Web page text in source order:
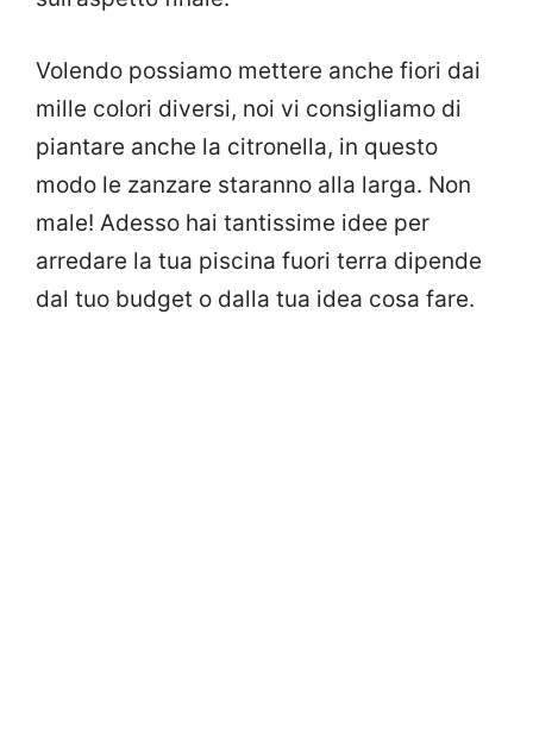
Volendo possiamo mettere anche fiori dai
mille colori diversi, noi vi consigliamo di
piantare anche la citronella, in questo
modo le zanzare staranno alla larga. Non
male! Adesso hai tantissime idee per
arredare la tua piscina fuori terra dipende
dal tuo budget o dalla tua idea cosa fare.